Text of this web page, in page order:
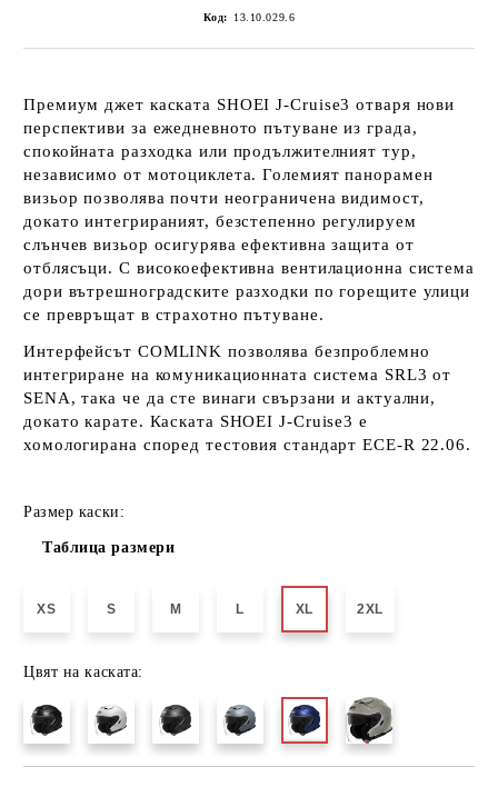
Код: 13.10.029.6
Премиум джет каската SHOEI J-Cruise3 отваря нови
перспективи за ежедневното пътуване из града,
спокойната разходка или продължителният тур,
независимо от мотоциклета. Големият панорамен
визьор позволява почти неограничена видимост,
докато интегрираният, безстепенно регулируем
слънчев визьор осигурява ефективна защита от
отблясъци. С високоефективна вентилационна система
дори вътрешноградските разходки по горещите улици
се превръщат в страхотно пътуване.
Интерфейсът COMLINK позволява безпроблемно
интегриране на комуникационната система SRL3 от
SENA, така че да сте винаги свързани и актуални,
докато карате. Каската SHOEI J-Cruise3 е
хомологирана според тестовия стандарт ECE-R 22.06.
Размер каски:
Таблица размери
XS S M L XL 2XL
Цвят на каската: